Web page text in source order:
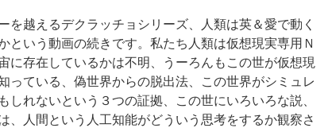
を越えるデクラッチョシリーズ、人類は英＆愛で動く
という動画の続きです。私たち人類は仮想現実専用Ｎ
に存在しているかは不明、うーろんもこの世が仮想現
っている、偽世界からの脱出法、この世界がシミュレ
しれないという３つの証拠、この世にいろいろな説、
、人間という人工知能がどういう思考をするか観察さ